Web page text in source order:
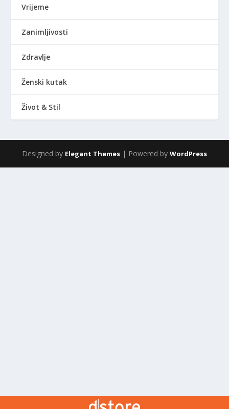
Vrijeme
Zanimljivosti
Zdravlje
Ženski kutak
Život & Stil
Designed by Elegant Themes | Powered by WordPress